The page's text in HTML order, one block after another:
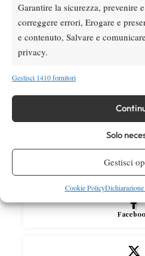
Garantire la sicurezza, prevenire
correggere errori, Erogare e
e contenuto, Salvare e
privacy.
Gestisci 1410 fornitori
Solo
Gestisci
Cookie Policy
rimonta Shang e
Atp News
Wta
WTA 1000
gioco sospeso